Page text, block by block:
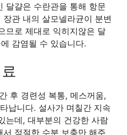
달걀은 수란관을 통해 항문
관 내의 살모넬라균이 분변
므로 제대로 익히지않은 달
감염될 수 있습니다.
후 경련성 복통, 메스꺼움,
납니다. 설사가 며칠간 지속
는데, 대부분의 건강한 사람
적절한 수분 보충만 해주